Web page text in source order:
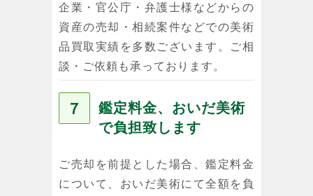
企業・官公庁・弁護士様などからの
資産の売却・相続案件などでの美術
品買取実績を多数ございます。ご相
談・ご依頼も承っております。
７
鑑定料金、おいだ美術
で負担致します
ご売却を前提とした場合、鑑定料金
について、おいだ美術にて全額を負